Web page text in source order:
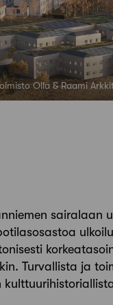
Olla & Raami
sairalaan
Turvallista ja